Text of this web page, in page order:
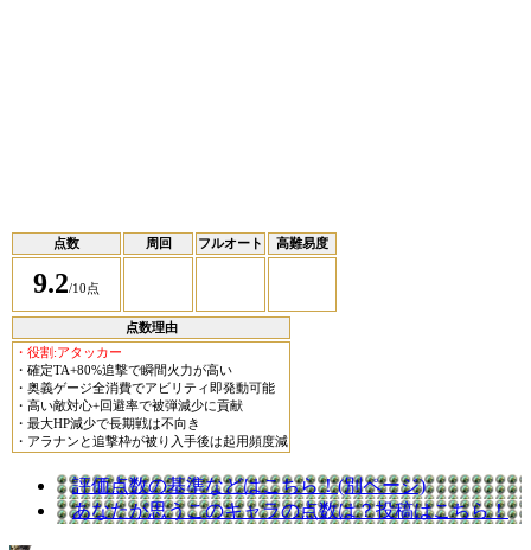
点数 周回 フルオート 高難易度
9.2/10点
点数理由
・役割:アタッカー
・確定TA+80%追撃で瞬間火力が高い
・奥義ゲージ全消費でアビリティ即発動可能
・高い敵対心+回避率で被弾減少に貢献
・最大HP減少で長期戦は不向き
・アラナンと追撃枠が被り入手後は起用頻度減
評価点数の基準などはこちら！(別ページ)
あなたが思うこのキャラの点数は？投稿はこちら！